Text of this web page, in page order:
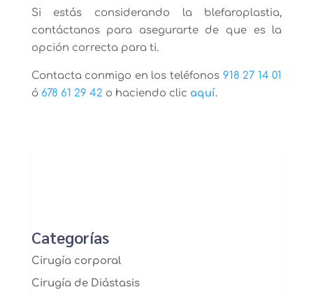
Si estás considerando la blefaroplastia,
contáctanos para asegurarte de que es la
opción correcta para ti.
Contacta conmigo en los teléfonos 918 27 14 01
ó 678 61 29 42 o haciendo clic aquí.
Categorías
Cirugía corporal
Cirugía de Diástasis